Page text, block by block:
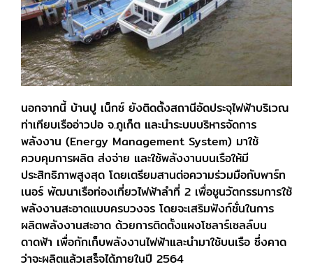
นอกจากนี้ บ้านปู เน็กซ์ ยังติดตั้งสถานีอัดประจุไฟฟ้าบริเวณ
ท่าเทียบเรืออ่าวปอ จ.ภูเก็ต และนำระบบบริหารจัดการ
พลังงาน (Energy Management System) มาใช้
ควบคุมการผลิต ส่งจ่าย และใช้พลังงานบนเรือให้มี
ประสิทธิภาพสูงสุด โดยเตรียมสานต่อความร่วมมือกับพาร์ท
เนอร์ พัฒนาเรือท่องเที่ยวไฟฟ้าลำที่ 2 เพื่อชูนวัตกรรมการใช้
พลังงานสะอาดแบบครบวงจร โดยจะเสริมฟังก์ชั่นในการ
ผลิตพลังงานสะอาด ด้วยการติดตั้งแผงโซลาร์เซลล์บน
ดาดฟ้า เพื่อกักเก็บพลังงานไฟฟ้าและนำมาใช้บนเรือ ซึ่งคาด
ว่าจะผลิตแล้วเสร็จได้ภายในปี 2564